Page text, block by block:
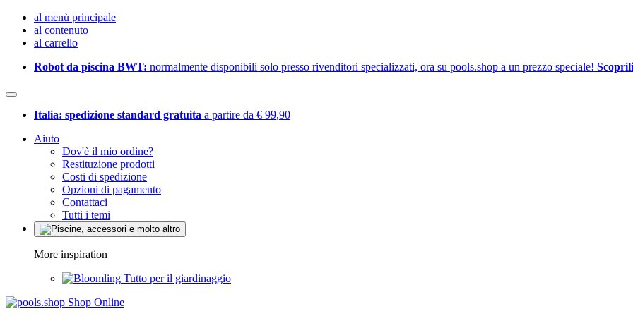
al menù principale
al contenuto
al carrello
Robot da piscina BWT: normalmente disponibili solo presso rivenditori specializzati, ora su pools.shop a un prezzo speciale!
Italia: spedizione standard gratuita a partire da € 99,90
Aiuto
Dov'è il mio ordine?
Restituzione prodotti
Costi di spedizione
Opzioni di pagamento
Contattaci
Tutti i temi
More inspiration
Tutto per il giardinaggio